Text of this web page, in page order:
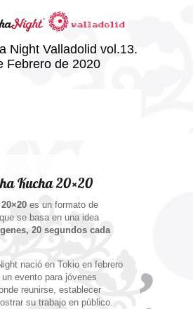
Night Valladolid vol.13.
Febrero de 2020
Kucha 20×20
es un formato de
se basa en una idea
20 segundos cada
nació en Tokio en febrero
evento para jóvenes
reunirse, establecer
su trabajo en público.